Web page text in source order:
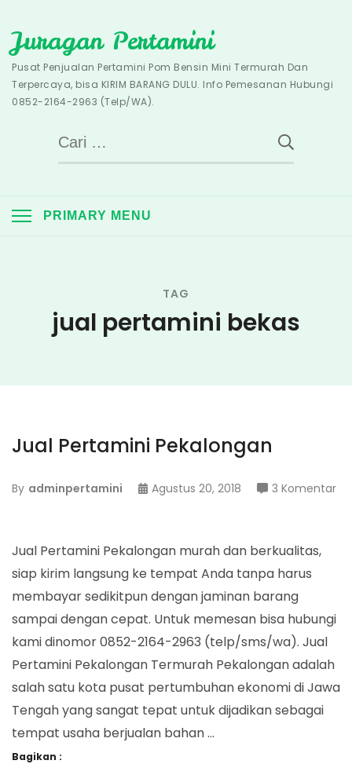
to
content
Juragan Pertamini
Pusat Penjualan Pertamini Pom Bensin Mini Termurah Dan
Terpercaya, bisa KIRIM BARANG DULU. Info Pemesanan Hubungi
0852-2164-2963 (Telp/WA).
Cari
untuk:
PRIMARY MENU
TAG
jual pertamini bekas
Jual Pertamini Pekalongan
By adminpertamini Agustus 20, 2018 3 Komentar
Jual Pertamini Pekalongan murah dan berkualitas,
siap kirim langsung ke tempat Anda tanpa harus
membayar sedikitpun dengan jaminan barang
sampai dengan cepat. Untuk memesan bisa hubungi
kami dinomor 0852-2164-2963 (telp/sms/wa). Jual
Pertamini Pekalongan Termurah Pekalongan adalah
salah satu kota pusat pertumbuhan ekonomi di Jawa
Tengah yang sangat tepat untuk dijadikan sebagai
tempat usaha berjualan bahan …
Bagikan :